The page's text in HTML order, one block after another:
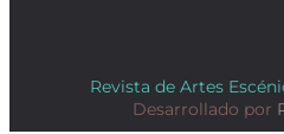
Revista de Artes
Desarrollado por